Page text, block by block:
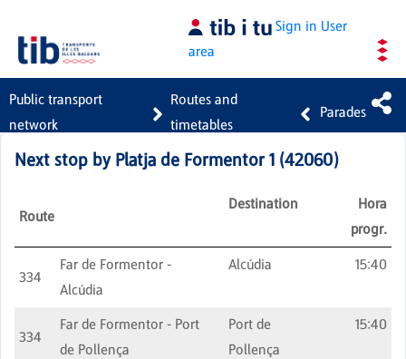
Sign in User
area
Public transport
network
Routes and
timetables
Parades
Next stop by Platja de Formentor 1 (42060)
Route
Destination
Hora
progr.
334
Far de Formentor -
Alcúdia
Alcúdia 15:40
334
Far de Formentor - Port
de Pollença
Port de
Pollença
15:40